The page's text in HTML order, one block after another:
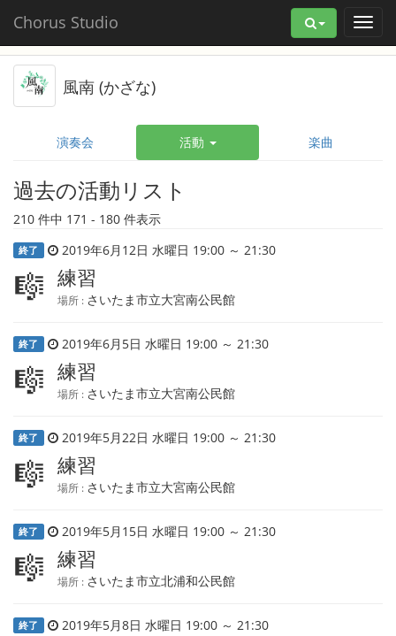
Chorus Studio
風南 (かざな)
演奏会 活動 楽曲
過去の活動リスト
210 件中 171 - 180 件表示
終了 2019年6月12日 水曜日 19:00 ～ 21:30
🎼 練習
場所 : さいたま市立大宮南公民館
終了 2019年6月5日 水曜日 19:00 ～ 21:30
🎼 練習
場所 : さいたま市立大宮南公民館
終了 2019年5月22日 水曜日 19:00 ～ 21:30
🎼 練習
場所 : さいたま市立大宮南公民館
終了 2019年5月15日 水曜日 19:00 ～ 21:30
🎼 練習
場所 : さいたま市立北浦和公民館
終了 2019年5月8日 水曜日 19:00 ～ 21:30